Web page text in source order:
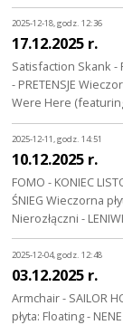
2025-12-18, godz. 12:36
17.12.2025 r.
Satisfaction Skank -
- PRETENSJE
Were Here
2025-12-11, godz. 14:51
10.12.2025 r.
FOMO - KONIEC
ŚNIEG Wieczorna
Nierozłączni -
2025-12-04, godz. 12:48
03.12.2025 r.
Armchair - SAILOR
płyta: Floating -